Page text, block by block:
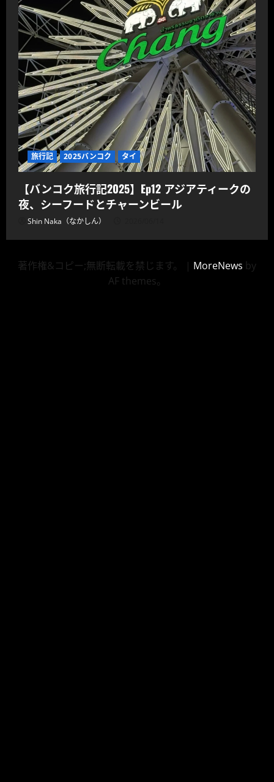
旅行記 2025バンコク タイ
【バンコク旅行記2025】Ep12 アジアティークの
夜、シーフードとチャーンビール
Shin Naka（なかしん）
著作権&コピー;無断転載を禁じます。 | MoreNews by
AF themes。